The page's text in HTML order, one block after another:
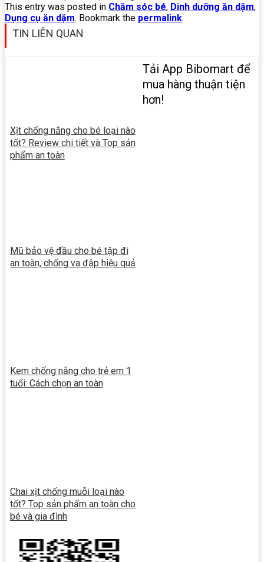
This entry was posted in Chăm sóc bé, Dinh dưỡng ăn dặm,
Dụng cụ ăn dặm. Bookmark the permalink.
TIN LIÊN QUAN
Xịt chống nắng cho bé loại nào
tốt? Review chi tiết và Top sản
phẩm an toàn
Mũ bảo vệ đầu cho bé tập đi
an toàn, chống va đập hiệu quả
Kem chống nắng cho trẻ em 1
tuổi: Cách chọn an toàn
Chai xịt chống muỗi loại nào
tốt? Top sản phẩm an toàn cho
bé và gia đình
Tải App Bibomart để
mua hàng thuận tiện
hơn!